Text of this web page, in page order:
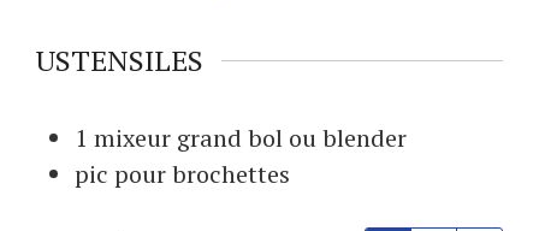
USTENSILES
1 mixeur grand bol ou blender
pic pour brochettes